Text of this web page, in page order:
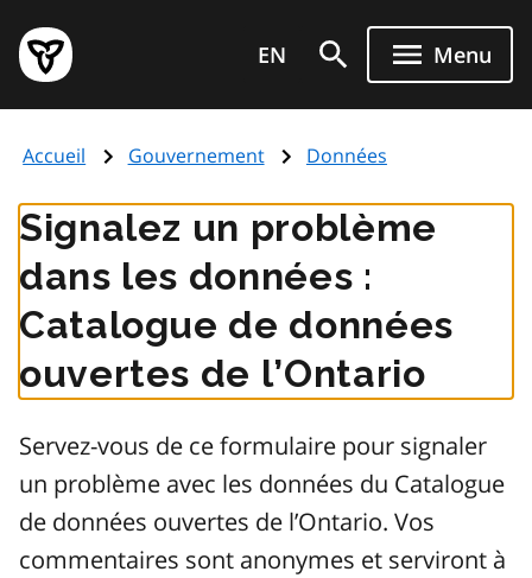
au
contenu
principal
Page
d'accueil
de
EN Menu
Accueil Gouvernement Données
Signalez un problème
dans les données :
Catalogue de données
ouvertes de l’Ontario
Servez-vous de ce formulaire pour signaler
un problème avec les données du Catalogue
de données ouvertes de l’Ontario. Vos
commentaires sont anonymes et serviront à